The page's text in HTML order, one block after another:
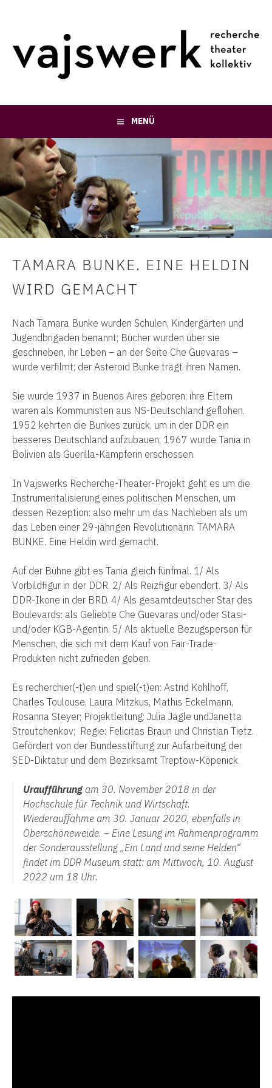
MENÜ
TAMARA BUNKE. EINE HELDIN
WIRD GEMACHT
Nach Tamara Bunke wurden Schulen, Kindergärten und
Jugendbrigaden benannt; Bücher wurden über sie
geschrieben, ihr Leben – an der Seite Che Guevaras –
wurde verfilmt; der Asteroid Bunke trägt ihren Namen.
Sie wurde 1937 in Buenos Aires geboren; ihre Eltern
waren als Kommunisten aus NS-Deutschland geflohen.
1952 kehrten die Bunkes zurück, um in der DDR ein
besseres Deutschland aufzubauen; 1967 wurde Tania in
Bolivien als Guerilla-Kämpferin erschossen.
In Vajswerks Recherche-Theater-Projekt geht es um die
Instrumentalisierung eines politischen Menschen, um
dessen Rezeption: also mehr um das Nachleben als um
das Leben einer 29-jährigen Revolutionärin: TAMARA
BUNKE. Eine Heldin wird gemacht.
Auf der Bühne gibt es Tania gleich fünfmal. 1/ Als
Vorbildfigur in der DDR. 2/ Als Reizfigur ebendort. 3/ Als
DDR-Ikone in der BRD. 4/ Als gesamtdeutscher Star des
Boulevards: als Geliebte Che Guevaras und/oder Stasi-
und/oder KGB-Agentin. 5/ Als aktuelle Bezugsperson für
Menschen, die sich mit dem Kauf von Fair-Trade-
Produkten nicht zufrieden geben.
Es recherchier(-t)en und spiel(-t)en: Astrid Kohlhoff,
Charles Toulouse, Laura Mitzkus, Mathis Eckelmann,
Rosanna Steyer; Projektleitung: Julia Jägle undJanetta
Stroutchenkov; Regie: Felicitas Braun und Christian Tietz.
Gefördert von der Bundesstiftung zur Aufarbeitung der
SED-Diktatur und dem Bezirksamt Treptow-Köpenick.
Uraufführung am 30. November 2018 in der
Hochschule für Technik und Wirtschaft.
Wiederauffahme am 30. Januar 2020, ebenfalls in
Oberschöneweide. – Eine Lesung im Rahmenprogramm
der Sonderausstellung „Ein Land und seine Helden“
findet im DDR Museum statt: am Mittwoch, 10. August
2022 um 18 Uhr.